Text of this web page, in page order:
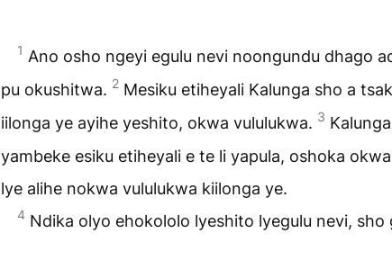
1 Ano osho ngeyi egulu nevi noongundu dhago
pu okushitwa. 2 Mesiku etiheyali Kalunga sho a
iilonga ye ayihe yeshito, okwa vululukwa. 3
yambeke esiku etiheyali e te li yapula, oshoka
lye alihe nokwa vululukwa kiilonga ye.
4 Ndika olyo ehokololo lyeshito lyegulu nevi, sho